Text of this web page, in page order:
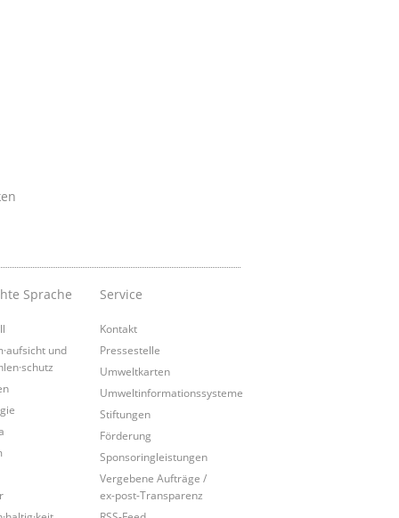
Sprache
und
Service
Kontakt
Pressestelle
Umweltkarten
Umweltinformationssysteme
Stiftungen
Förderung
Sponsoringleistungen
Vergebene Aufträge /
ex-post-Transparenz